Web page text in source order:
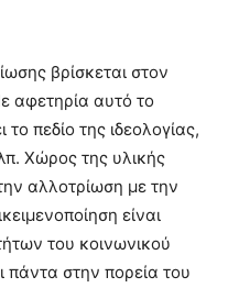
βρίσκεται στον
αφετηρία αυτό το
πεδίο της ιδεολογίας,
Χώρος της υλικής
αλλοτρίωση με την
είναι
του κοινωνικού
στην πορεία του